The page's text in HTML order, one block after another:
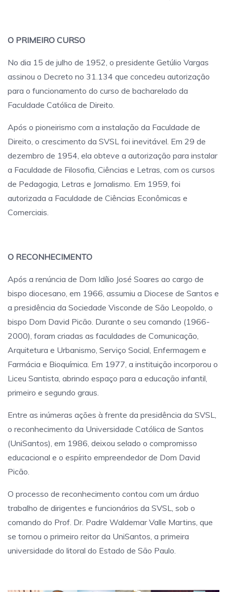
O PRIMEIRO CURSO
No dia 15 de julho de 1952, o presidente Getúlio Vargas
assinou o Decreto no 31.134 que concedeu autorização
para o funcionamento do curso de bacharelado da
Faculdade Católica de Direito.
Após o pioneirismo com a instalação da Faculdade de
Direito, o crescimento da SVSL foi inevitável. Em 29 de
dezembro de 1954, ela obteve a autorização para instalar
a Faculdade de Filosofia, Ciências e Letras, com os cursos
de Pedagogia, Letras e Jornalismo. Em 1959, foi
autorizada a Faculdade de Ciências Econômicas e
Comerciais.
O RECONHECIMENTO
Após a renúncia de Dom Idílio José Soares ao cargo de
bispo diocesano, em 1966, assumiu a Diocese de Santos e
a presidência da Sociedade Visconde de São Leopoldo, o
bispo Dom David Picão. Durante o seu comando (1966-
2000), foram criadas as faculdades de Comunicação,
Arquitetura e Urbanismo, Serviço Social, Enfermagem e
Farmácia e Bioquímica. Em 1977, a instituição incorporou o
Liceu Santista, abrindo espaço para a educação infantil,
primeiro e segundo graus.
Entre as inúmeras ações à frente da presidência da SVSL,
o reconhecimento da Universidade Católica de Santos
(UniSantos), em 1986, deixou selado o compromisso
educacional e o espírito empreendedor de Dom David
Picão.
O processo de reconhecimento contou com um árduo
trabalho de dirigentes e funcionários da SVSL, sob o
comando do Prof. Dr. Padre Waldemar Valle Martins, que
se tornou o primeiro reitor da UniSantos, a primeira
universidade do litoral do Estado de São Paulo.